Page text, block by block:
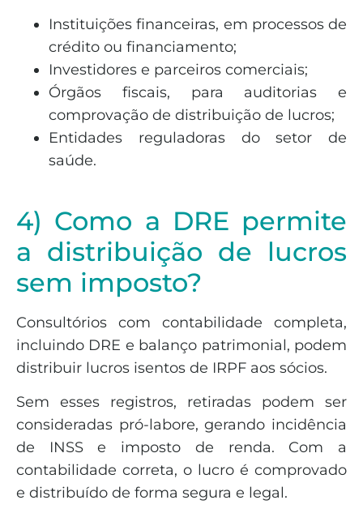
Instituições financeiras, em processos de
crédito ou financiamento;
Investidores e parceiros comerciais;
Órgãos fiscais, para auditorias e
comprovação de distribuição de lucros;
Entidades reguladoras do setor de
saúde.
4) Como a DRE permite
a distribuição de lucros
sem imposto?
Consultórios com contabilidade completa,
incluindo DRE e balanço patrimonial, podem
distribuir lucros isentos de IRPF aos sócios.
Sem esses registros, retiradas podem ser
consideradas pró-labore, gerando incidência
de INSS e imposto de renda. Com a
contabilidade correta, o lucro é comprovado
e distribuído de forma segura e legal.